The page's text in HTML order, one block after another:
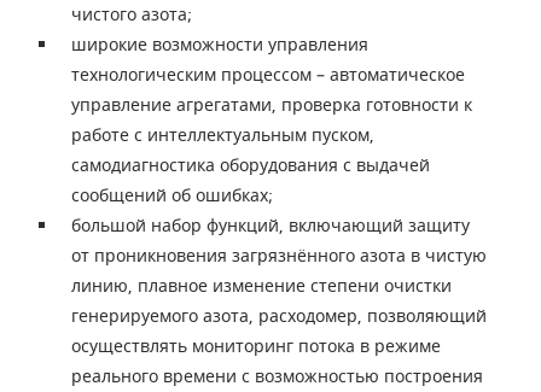
чистого азота;
широкие возможности управления
технологическим процессом – автоматическое
управление агрегатами, проверка готовности к
работе с интеллектуальным пуском,
самодиагностика оборудования с выдачей
сообщений об ошибках;
большой набор функций, включающий защиту
от проникновения загрязнённого азота в чистую
линию, плавное изменение степени очистки
генерируемого азота, расходомер, позволяющий
осуществлять мониторинг потока в режиме
реального времени с возможностью построения